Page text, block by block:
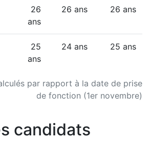
par rapport à la date de prise
de fonction (1er novembre)
26
ans
26 ans 26 ans
25
ans
24 ans 25 ans
candidats